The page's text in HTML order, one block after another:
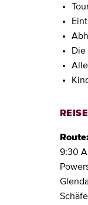
Die
Route:
9:30